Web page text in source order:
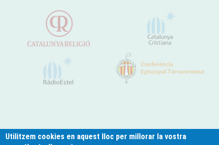
Utilitzem cookies en aquest lloc per millorar la vostra